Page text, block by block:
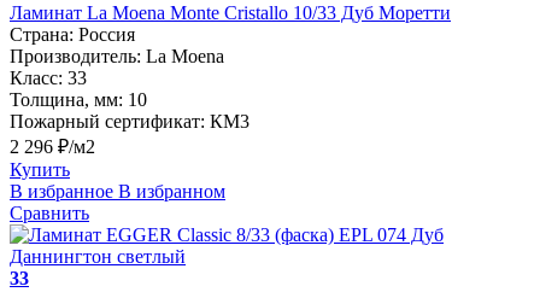
Ламинат La Moena Monte Cristallo 10/33 Дуб Моретти
Страна: Россия
Производитель: La Moena
Класс: 33
Толщина, мм: 10
Пожарный сертификат: КМ3
2 296 ₽/м2
Купить
В избранное В избранном
Сравнить
33